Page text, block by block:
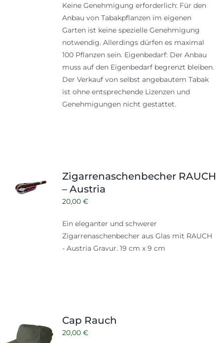
Keine Genehmigung erforderlich: Für den
Anbau von Tabakpflanzen im eigenen
Garten ist keine spezielle Genehmigung
notwendig. Allerdings dürfen es maximal
100 Pflanzen sein. Eigenbedarf: Der Anbau
muss auf den Eigenbedarf begrenzt bleiben.
Der Verkauf von selbst angebautem Tabak
ist ohne entsprechende Lizenzen und
Genehmigungen nicht gestattet.
Zigarrenaschenbecher RAUCH
– Austria
20,00 €
Ein eleganter und schwerer
Zigarrenaschenbecher aus Glas mit RAUCH
- Austria Gravur. 19 cm x 9 cm
Cap Rauch
20,00 €